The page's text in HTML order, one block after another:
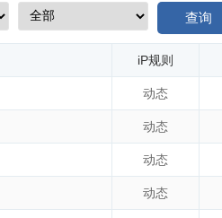
查询
iP规则
动态
动态
动态
动态